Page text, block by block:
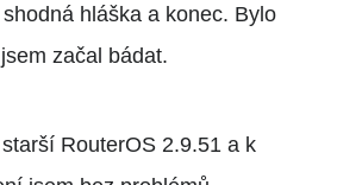
hláška a konec. Bylo
začal bádat.
RouterOS 2.9.51 a k